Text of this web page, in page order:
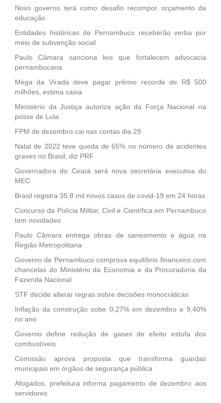
Novo governo terá como desafio recompor orçamento da
educação
Entidades históricas de Pernambuco receberão verba por
meio de subvenção social
Paulo Câmara sanciona leis que fortalecem advocacia
pernambucana
Mega da Virada deve pagar prêmio recorde de R$ 500
milhões, estima caixa
Ministério da Justiça autoriza ação da Força Nacional na
posse de Lula
FPM de dezembro cai nas contas dia 29
Natal de 2022 teve queda de 65% no número de acidentes
graves no Brasil, diz PRF
Governadora do Ceará será nova secretária executiva do
MEC
Brasil registra 35,8 mil novos casos de covid-19 em 24 horas
Concurso da Polícia Militar, Civil e Científica em Pernambuco
tem novidades
Paulo Câmara entrega obras de saneamento e água na
Região Metropolitana
Governo de Pernambuco comprova equilíbrio financeiro com
chancelas do Ministério da Economia e da Procuradoria da
Fazenda Nacional
STF decide alterar regras sobre decisões monocráticas
Inflação da construção sobe 0,27% em dezembro e 9,40%
no ano
Governo define redução de gases de efeito estufa dos
combustíveis
Comissão aprova proposta que transforma guardas
municipais em órgãos de segurança pública
Afogados: prefeitura informa pagamento de dezembro aos
servidores